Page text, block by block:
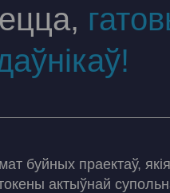
буйных праектаў,
актыўнай